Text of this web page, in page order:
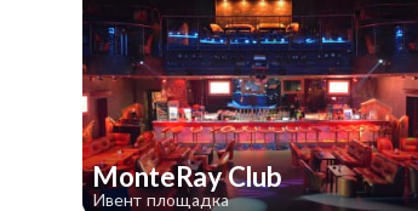
MonteRay Club
Ивент площадка